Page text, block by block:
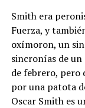
Smith era
Fuerza, y
oxímoron, un
sincronías de un
de febrero, pero
por una patota
Oscar Smith es